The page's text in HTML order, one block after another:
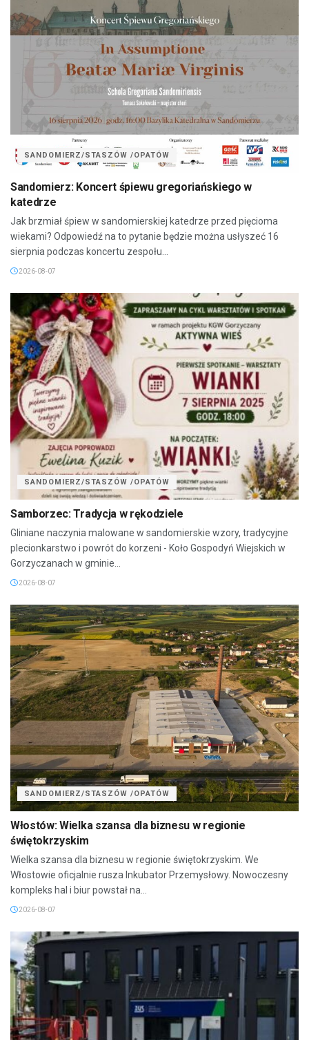
SANDOMIERZ/STASZÓW /OPATÓW
Sandomierz: Koncert śpiewu gregoriańskiego w
katedrze
Jak brzmiał śpiew w sandomierskiej katedrze przed pięcioma
wiekami? Odpowiedź na to pytanie będzie można usłyszeć 16
sierpnia podczas koncertu zespołu...
2026-08-07
SANDOMIERZ/STASZÓW /OPATÓW
Samborzec: Tradycja w rękodziele
Gliniane naczynia malowane w sandomierskie wzory, tradycyjne
plecionkarstwo i powrót do korzeni - Koło Gospodyń Wiejskich w
Gorzyczanach w gminie...
2026-08-07
SANDOMIERZ/STASZÓW /OPATÓW
Włostów: Wielka szansa dla biznesu w regionie
świętokrzyskim
Wielka szansa dla biznesu w regionie świętokrzyskim. We
Włostowie oficjalnie rusza Inkubator Przemysłowy. Nowoczesny
kompleks hal i biur powstał na...
2026-08-07